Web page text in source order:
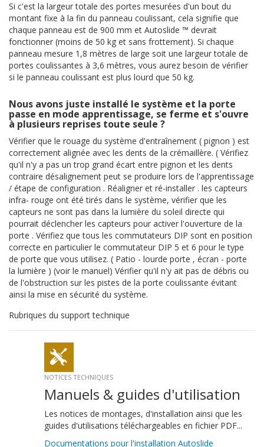
Si c'est la largeur totale des portes mesurées d'un bout du
montant fixe à la fin du panneau coulissant, cela signifie que
chaque panneau est de 900 mm et Autoslide ™ devrait
fonctionner (moins de 50 kg et sans frottement). Si chaque
panneau mesure 1,8 mètres de large soit une largeur totale de
portes coulissantes à 3,6 mètres, vous aurez besoin de vérifier
si le panneau coulissant est plus lourd que 50 kg.
Nous avons juste installé le système et la porte
passe en mode apprentissage, se ferme et s'ouvre
à plusieurs reprises toute seule ?
Vérifier que le rouage du système d'entraînement ( pignon ) est
correctement alignée avec les dents de la crémaillère. ( Vérifiez
qu'il n'y a pas un trop grand écart entre pignon et les dents
contraire désalignement peut se produire lors de l'apprentissage
/ étape de configuration . Réaligner et ré-installer . les capteurs
infra- rouge ont été tirés dans le système, vérifier que les
capteurs ne sont pas dans la lumière du soleil directe qui
pourrait déclencher les capteurs pour activer l'ouverture de la
porte . Vérifiez que tous les commutateurs DIP sont en position
correcte en particulier le commutateur DIP 5 et 6 pour le type
de porte que vous utilisez. ( Patio - lourde porte , écran - porte
la lumière ) (voir le manuel) Vérifier qu'il n'y ait pas de débris ou
de l'obstruction sur les pistes de la porte coulissante évitant
ainsi la mise en sécurité du système.
Rubriques du support technique
NOTICES TECHNIQUES
Manuels & guides d'utilisation
Les notices de montages, d'installation ainsi que les
guides d'utilisations téléchargeables en fichier PDF...
Documentations pour l'installation Autoslide